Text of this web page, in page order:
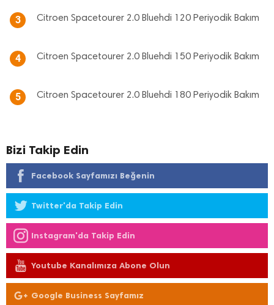
3 Citroen Spacetourer 2.0 Bluehdi 120 Periyodik Bakım
4 Citroen Spacetourer 2.0 Bluehdi 150 Periyodik Bakım
5 Citroen Spacetourer 2.0 Bluehdi 180 Periyodik Bakım
Bizi Takip Edin
Facebook Sayfamızı Beğenin
Twitter'da Takip Edin
Instagram'da Takip Edin
Youtube Kanalımıza Abone Olun
Google Business Sayfamız